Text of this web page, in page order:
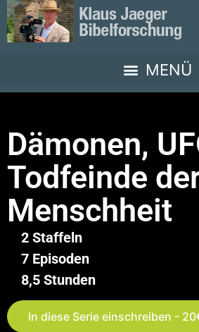
Dämonen,
Todfeinde
Menschheit
2 Staffeln
7 Episoden
8,5 Stunden
In diese Serie einschreiben -